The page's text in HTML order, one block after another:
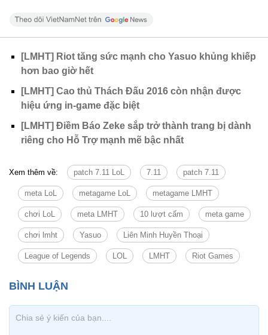
[LMHT] Riot tăng sức mạnh cho Yasuo khủng khiếp
hơn bao giờ hết
[LMHT] Cao thủ Thách Đấu 2016 còn nhận được
hiệu ứng in-game đặc biệt
[LMHT] Điềm Báo Zeke sắp trở thành trang bị dành
riêng cho Hỗ Trợ mạnh mẽ bậc nhất
Xem thêm về: patch 7.11 LoL 7.11 patch 7.11
meta LoL metagame LoL metagame LMHT
chơi LoL meta LMHT 10 lượt cấm meta game
chơi lmht Yasuo Liên Minh Huyền Thoại
League of Legends LOL LMHT Riot Games